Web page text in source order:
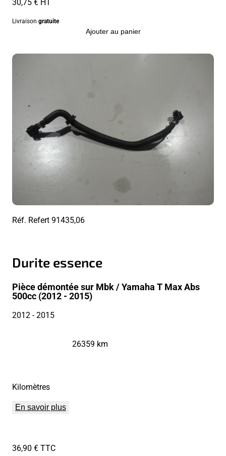
Livraison gratuite
Ajouter au panier
Réf. Refert91435,06
Durite essence
Pièce démontée sur Mbk / Yamaha T Max Abs
500cc (2012 - 2015)
2012 - 2015
Kilomètres
26359 km
En savoir plus
36,90 € TTC